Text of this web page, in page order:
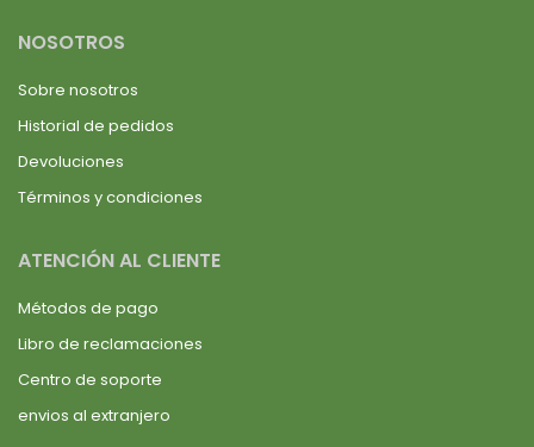
NOSOTROS
Sobre nosotros
Historial de pedidos
Devoluciones
Términos y condiciones
ATENCIÓN AL CLIENTE
Métodos de pago
Libro de reclamaciones
Centro de soporte
envios al extranjero